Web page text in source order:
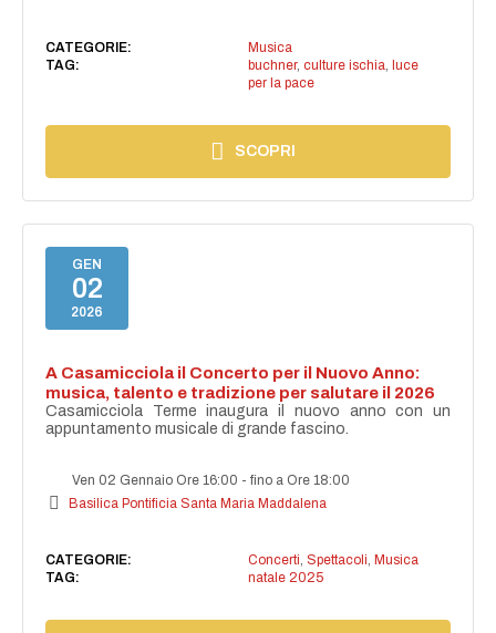
CATEGORIE:
Musica
TAG:
buchner, culture ischia, luce
per la pace
SCOPRI
GEN
02
2026
A Casamicciola il Concerto per il Nuovo Anno:
musica, talento e tradizione per salutare il 2026
Casamicciola Terme inaugura il nuovo anno con un
appuntamento musicale di grande fascino.
Ven 02 Gennaio Ore 16:00 -fino a Ore 18:00
Basilica Pontificia Santa Maria Maddalena
CATEGORIE: Concerti Spettacoli Musica
TAG:
natale 2025